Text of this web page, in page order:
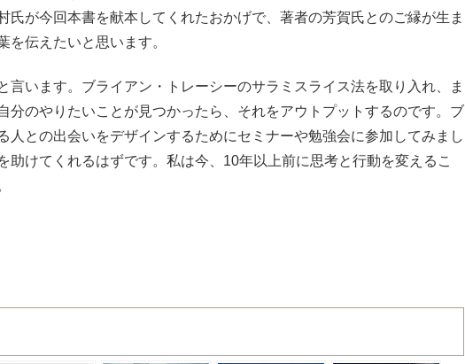
氏が今回本書を献本してくれたおかげで、著者の芳賀氏とのご縁が生ま
を伝えたいと思います。
言います。ブライアン・トレーシーのサラミスライス法を取り入れ、ま
分のやりたいことが見つかったら、それをアウトプットするのです。ブ
人との出会いをデザインするためにセミナーや勉強会に参加してみまし
助けてくれるはずです。私は今、10年以上前に思考と行動を変えるこ